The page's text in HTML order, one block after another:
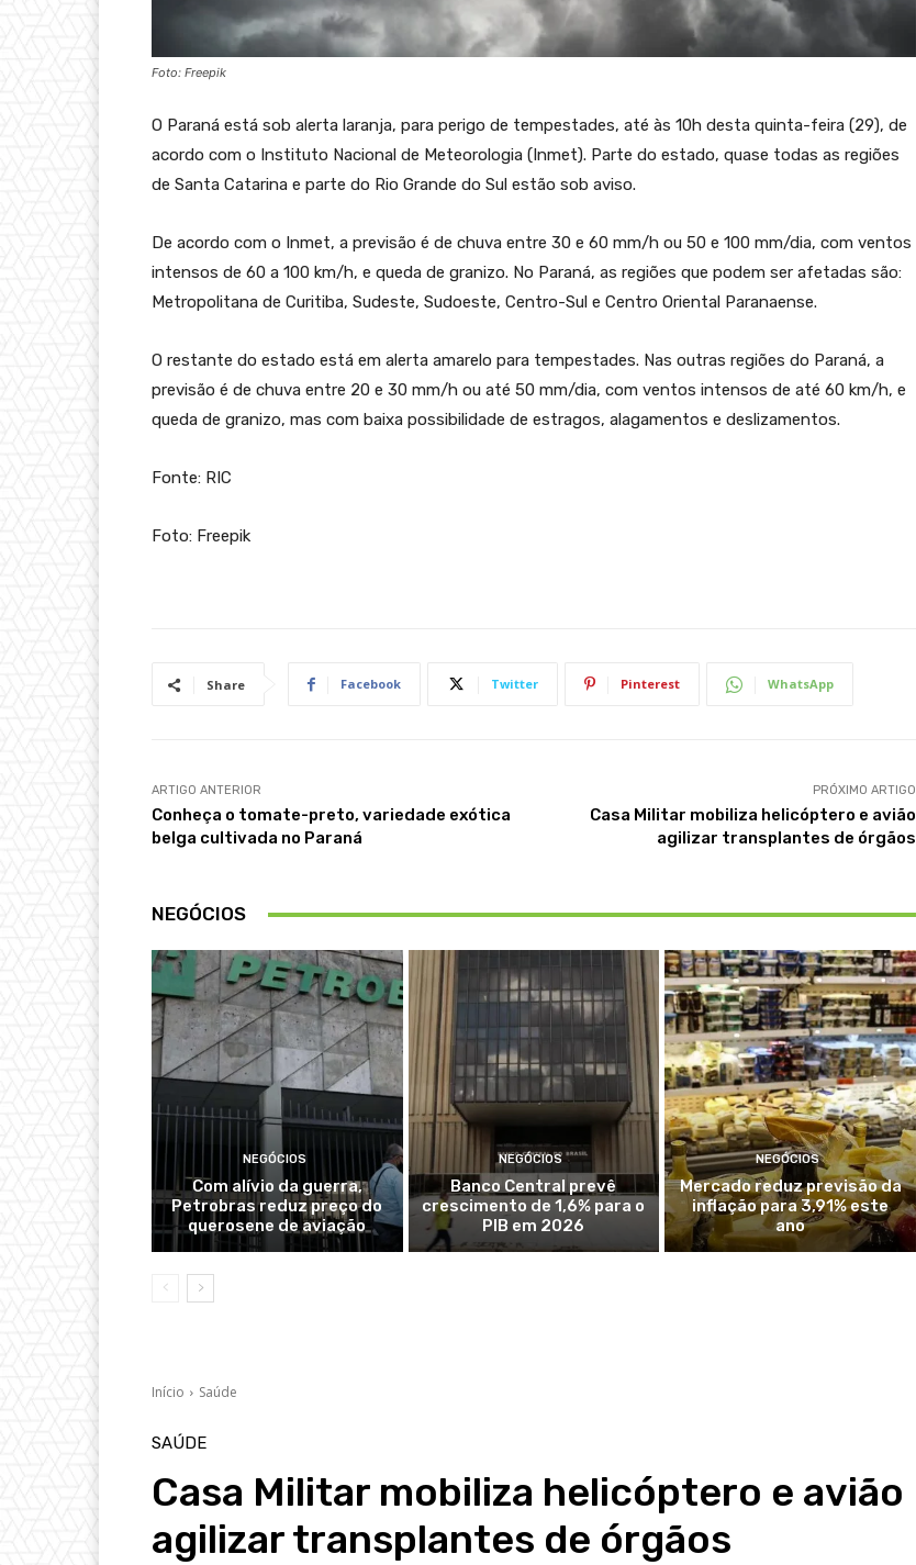
Foto: Freepik
O Paraná está sob alerta laranja, para perigo de tempestades, até às 10h desta quinta-feira (29), de
acordo com o Instituto Nacional de Meteorologia (Inmet). Parte do estado, quase todas as regiões
de Santa Catarina e parte do Rio Grande do Sul estão sob aviso.
De acordo com o Inmet, a previsão é de chuva entre 30 e 60 mm/h ou 50 e 100 mm/dia, com ventos
intensos de 60 a 100 km/h, e queda de granizo. No Paraná, as regiões que podem ser afetadas são:
Metropolitana de Curitiba, Sudeste, Sudoeste, Centro-Sul e Centro Oriental Paranaense.
O restante do estado está em alerta amarelo para tempestades. Nas outras regiões do Paraná, a
previsão é de chuva entre 20 e 30 mm/h ou até 50 mm/dia, com ventos intensos de até 60 km/h, e
queda de granizo, mas com baixa possibilidade de estragos, alagamentos e deslizamentos.
Fonte: RIC
Foto: Freepik
Share Facebook Twitter Pinterest WhatsApp
ARTIGO ANTERIOR
Conheça o tomate-preto, variedade exótica
belga cultivada no Paraná
PRÓXIMO ARTIGO
Casa Militar mobiliza helicóptero e avião
agilizar transplantes de órgãos
NEGÓCIOS
NEGÓCIOS
Com alívio da guerra,
Petrobras reduz preço do
querosene de aviação
NEGÓCIOS
Banco Central prevê
crescimento de 1,6% para o
PIB em 2026
NEGÓCIOS
Mercado reduz previsão da
inflação para 3,91% este
ano